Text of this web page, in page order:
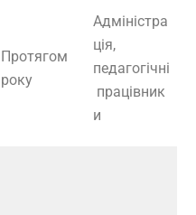
Протягом
року
Адміністра
ція,
педагогічні
працівник
и